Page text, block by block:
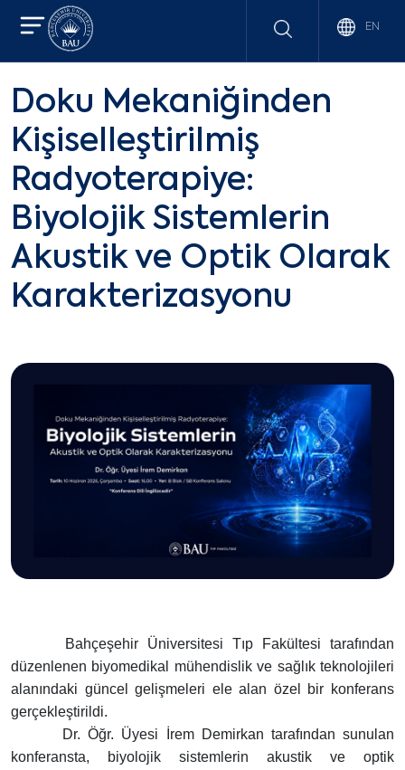
EN
Doku Mekaniğinden
Kişiselleştirilmiş
Radyoterapiye:
Biyolojik Sistemlerin
Akustik ve Optik Olarak
Karakterizasyonu
Bahçeşehir Üniversitesi Tıp Fakültesi tarafından
düzenlenen biyomedikal mühendislik ve sağlık teknolojileri
alanındaki güncel gelişmeleri ele alan özel bir konferans
gerçekleştirildi.
Dr. Öğr. Üyesi İrem Demirkan tarafından sunulan
konferansta, biyolojik sistemlerin akustik ve optik